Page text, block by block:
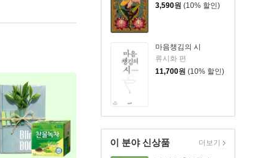
3,590원 (10% 할인)
마음챙김의 시
류시화 편
11,700원 (10% 할인)
이 분야 신상품 더보기